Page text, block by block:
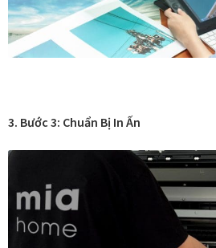
Đóng khung tranh theo yêu cầu
Đóng khung tranh thảm Dubai
Đóng khung tranh canvas – tranh
Đóng khung tranh đính đá
3. Bước 3: Chuẩn Bị In Ấn